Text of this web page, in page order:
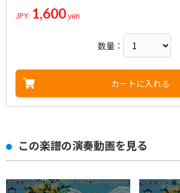
JPY: 1,600yen
数量：
カートに入れる
この楽譜の演奏動画を見る